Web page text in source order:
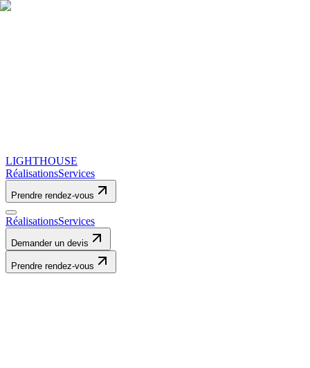
LIGHTHOUSE
RéalisationsServices
Prendre rendez-vous
RéalisationsServices
Demander un devis
Prendre rendez-vous